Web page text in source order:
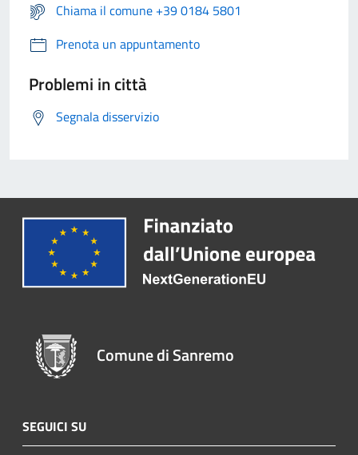
Chiama il comune +39 0184 5801
Prenota un appuntamento
Problemi in città
Segnala disservizio
Comune di Sanremo
SEGUICI SU